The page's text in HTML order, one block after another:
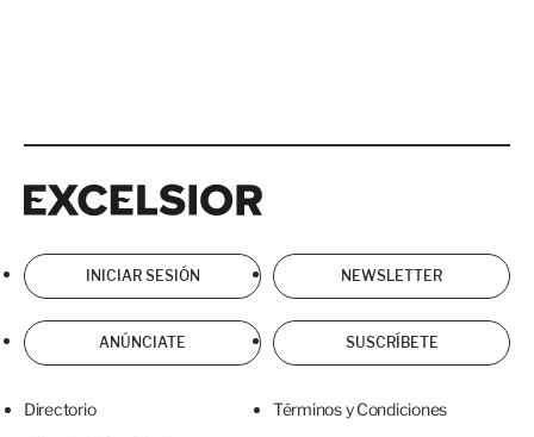
INICIAR SESIÓN NEWSLETTER
ANÚNCIATE SUSCRÍBETE
Directorio Términos y Condiciones